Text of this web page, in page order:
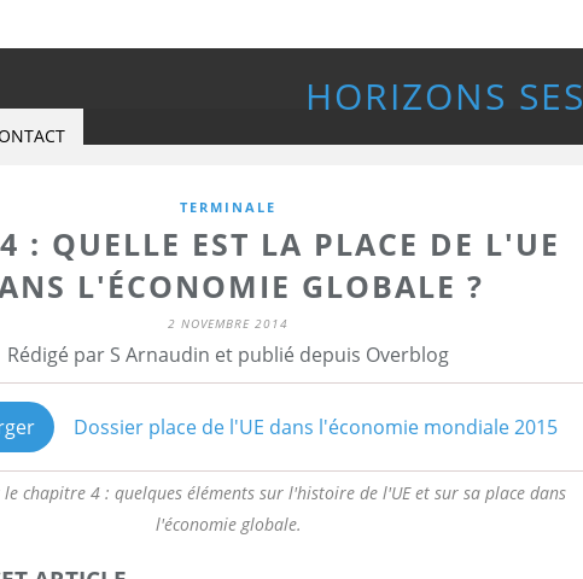
HORIZONS SES
TERMINALE
: QUELLE EST LA PLACE DE L'UE
L'ÉCONOMIE GLOBALE ?
2 NOVEMBRE 2014
Rédigé par S Arnaudin et publié depuis Overblog
Dossier place de l'UE dans l'économie mondiale 2015
chapitre 4 : quelques éléments sur l'histoire de l'UE et sur sa place dans
l'économie globale.